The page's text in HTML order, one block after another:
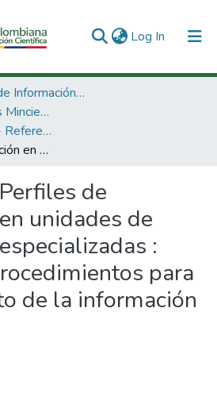
Log In (current)
3. Recursos de Información Científica y Tecnológica
3.2.2. Publicaciones Minciencias
Libros Minciencias - Referenciales
Perfiles de información en unidades de información especializadas : manual de procedimientos para el tratamiento de la información recogida.
Perfiles de
unidades de
:
para
de la información